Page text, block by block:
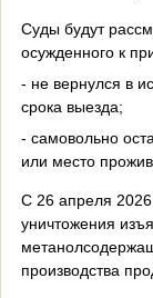
Суды будут
осужденного к
- не вернулся в
срока выезда;
- самовольно
или место
С 26 апреля 2026
уничтожения
производства